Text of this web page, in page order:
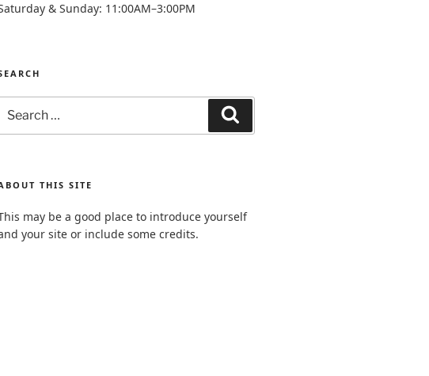
& Sunday: 11:00AM–3:00PM
for:
THIS SITE
may be a good place to introduce yourself
your site or include some credits.